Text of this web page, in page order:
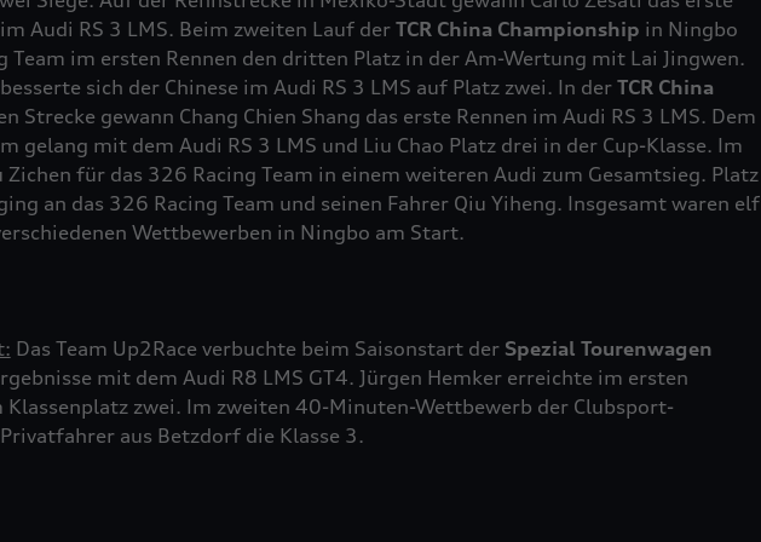
Audi RS 3 LMS. Beim zweiten Lauf der TCR China Championship in Ningbo
Team im ersten Rennen den dritten Platz in der Am-Wertung mit Lai Jingwen.
sich der Chinese im Audi RS 3 LMS auf Platz zwei. In der TCR China
Strecke gewann Chang Chien Shang das erste Rennen im Audi RS 3 LMS. Dem
gelang mit dem Audi RS 3 LMS und Liu Chao Platz drei in der Cup-Klasse. Im
für das 326 Racing Team in einem weiteren Audi zum Gesamtsieg. Platz
an das 326 Racing Team und seinen Fahrer Qiu Yiheng. Insgesamt waren elf
Wettbewerben in Ningbo am Start.
Das Team Up2Race verbuchte beim Saisonstart der Spezial Tourenwagen
mit dem Audi R8 LMS GT4. Jürgen Hemker erreichte im ersten
Klassenplatz zwei. Im zweiten 40-Minuten-Wettbewerb der Clubsport-
aus Betzdorf die Klasse 3.